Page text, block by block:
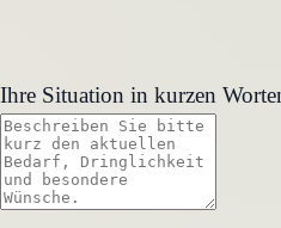
Ihre Situation in kurzen